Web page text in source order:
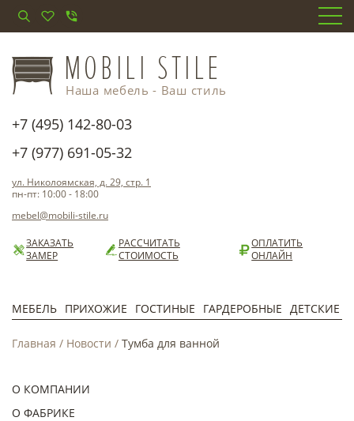
Наша мебель - Ваш стиль
+7 (495) 142-80-03
+7 (977) 691-05-32
ул. Николоямская, д. 29, стр. 1
пн-пт: 10:00 - 18:00
mebel@mobili-stile.ru
ЗАКАЗАТЬ
ЗАМЕР
РАССЧИТАТЬ
СТОИМОСТЬ
ОПЛАТИТЬ
ОНЛАЙН
МЕБЕЛЬ ПРИХОЖИЕ ГОСТИНЫЕ ГАРДЕРОБНЫЕ ДЕТСКИЕ
Главная / Новости / Тумба для ванной
О КОМПАНИИ
О ФАБРИКЕ